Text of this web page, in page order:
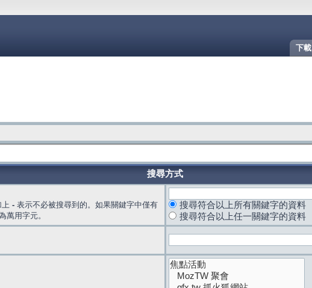
下載
搜尋方式
- 表示不必被搜尋到的。如果關鍵字中僅有
萬用字元。
搜尋符合以上所有關鍵字的資料
搜尋符合以上任一關鍵字的資料